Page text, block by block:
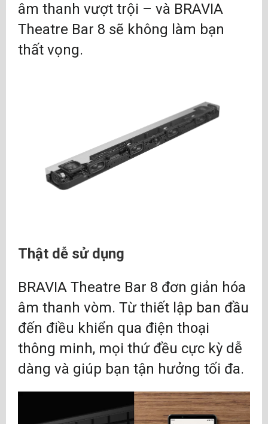
âm thanh vượt trội – và BRAVIA
Theatre Bar 8 sẽ không làm bạn
thất vọng.
Thật dễ sử dụng
BRAVIA Theatre Bar 8 đơn giản hóa
âm thanh vòm. Từ thiết lập ban đầu
đến điều khiển qua điện thoại
thông minh, mọi thứ đều cực kỳ dễ
dàng và giúp bạn tận hưởng tối đa.